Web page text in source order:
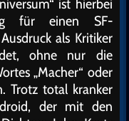
ist hierbei
für einen SF-
als Kritiker
ohne nur die
„Macher“ oder
Trotz total kranker
der mit den